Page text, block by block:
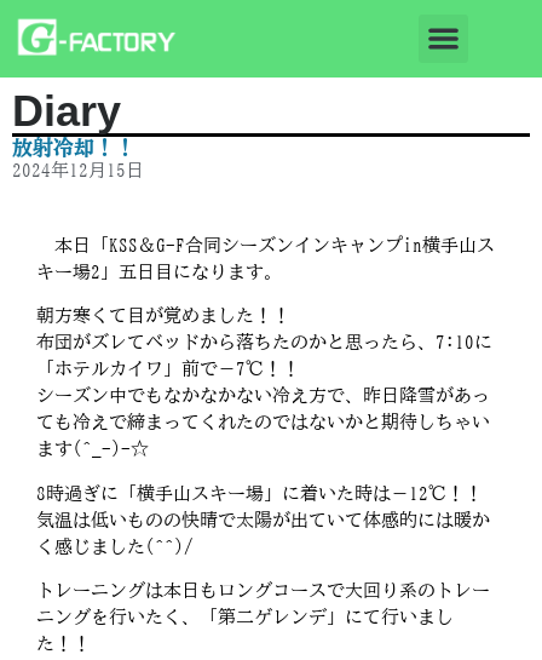
Diary
放射冷却！！
2024年12月15日
本日「KSS＆G-F合同シーズンインキャンプin横手山ス
キー場2」五日目になります。
朝方寒くて目が覚めました！！
布団がズレてベッドから落ちたのかと思ったら、7:10に
「ホテルカイワ」前で－7℃！！
シーズン中でもなかなかない冷え方で、昨日降雪があっ
ても冷えで締まってくれたのではないかと期待しちゃい
ます(^_-)-☆
8時過ぎに「横手山スキー場」に着いた時は－12℃！！
気温は低いものの快晴で太陽が出ていて体感的には暖か
く感じました(^^)/
トレーニングは本日もロングコースで大回り系のトレー
ニングを行いたく、「第二ゲレンデ」にて行いまし
た！！